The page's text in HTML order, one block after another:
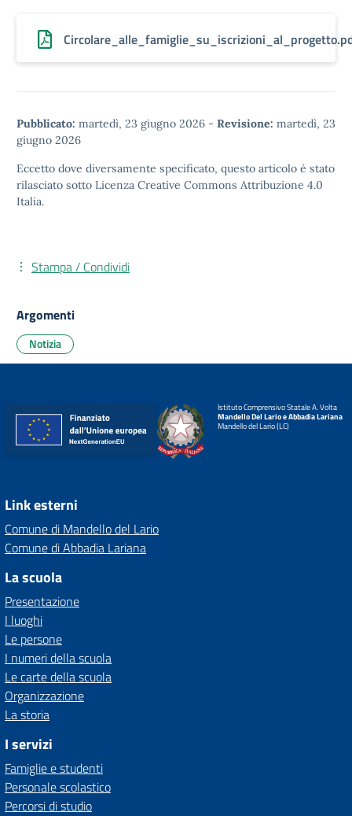
Pubblicato: martedì, 23 giugno 2026 - Revisione: martedì, 23
giugno 2026
Eccetto dove diversamente specificato, questo articolo è stato
rilasciato sotto Licenza Creative Commons Attribuzione 4.0
Italia.
Stampa / Condividi
Argomenti
Notizia
Istituto Comprensivo Statale A. Volta
Mandello Del Lario e Abbadia Lariana
Mandello del Lario (LC)
Link esterni
Comune di Mandello del Lario
Comune di Abbadia Lariana
La scuola
Presentazione
I luoghi
Le persone
I numeri della scuola
Le carte della scuola
Organizzazione
La storia
I servizi
Famiglie e studenti
Personale scolastico
Percorsi di studio